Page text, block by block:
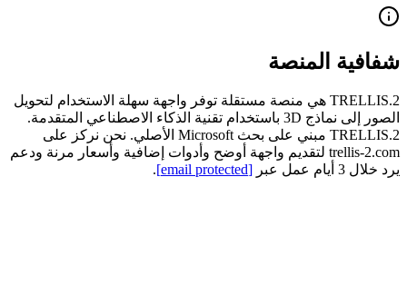
شفافية المنصة
TRELLIS.2 هي منصة مستقلة توفر واجهة سهلة الاستخدام لتحويل
الصور إلى نماذج 3D باستخدام تقنية الذكاء الاصطناعي المتقدمة.
TRELLIS.2 مبني على بحث Microsoft الأصلي. نحن نركز على
trellis-2.com لتقديم واجهة أوضح وأدوات إضافية وأسعار مرنة ودعم
يرد خلال 3 أيام عمل عبر
[email protected]
.